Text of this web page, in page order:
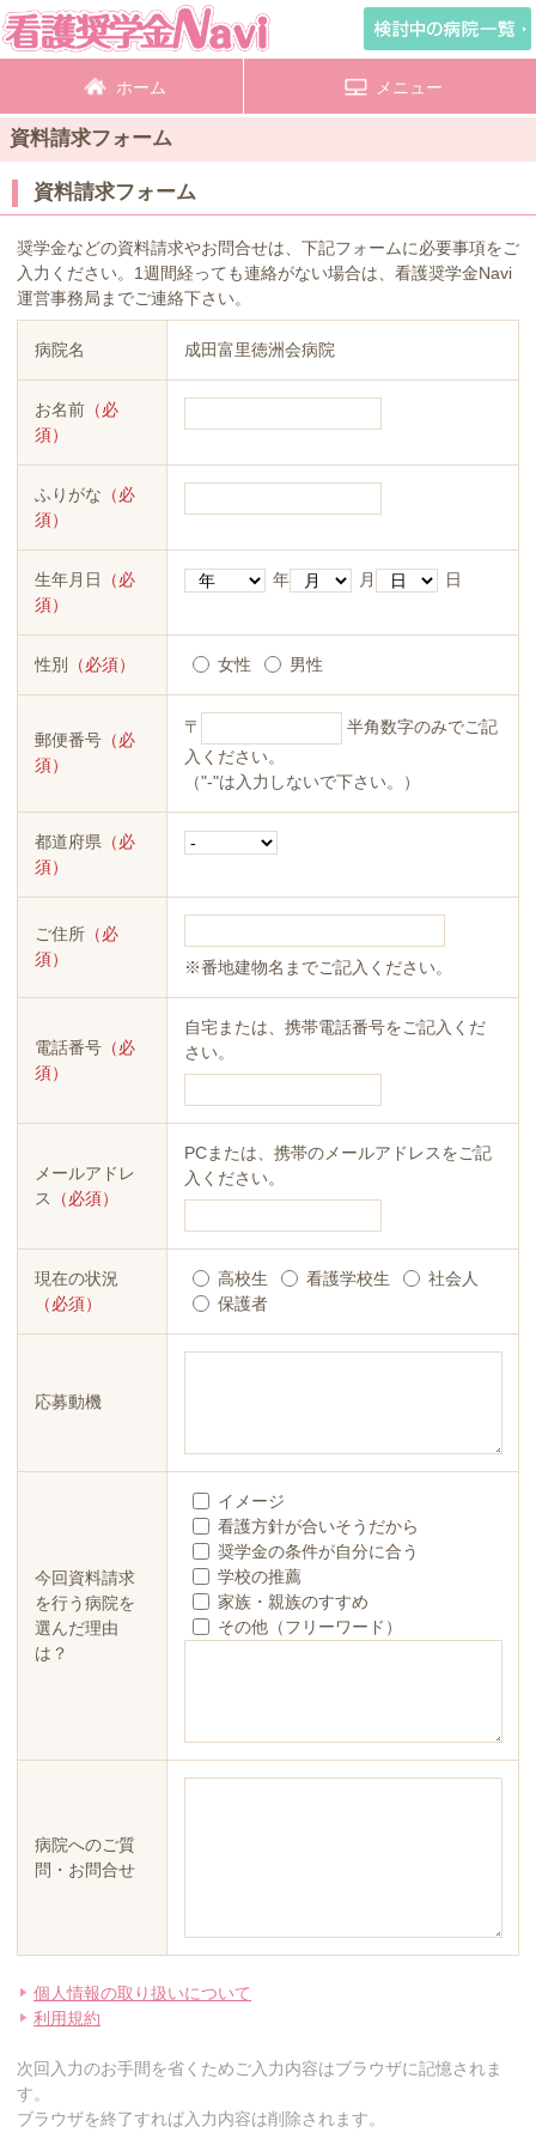
資料請求フォーム
ホーム メニュー
資料請求フォーム
奨学金などの資料請求やお問合せは、下記フォームに必要事項をご
入力ください。1週間経っても連絡がない場合は、看護奨学金Navi
運営事務局までご連絡下さい。
病院名 成田富里徳洲会病院
お名前 （必
須）
ふりがな （必
須）
生年月日
（必
須）
年 月 日
性別 （必須） 女性 男性
郵便番号 （必
須）
〒
半角数字のみでご記
入ください。
（"-"は入力しないで下さい。）
都道府県 （必
須）
ご住所 （必
須）
※番地建物名までご記入ください。
電話番号 （必
須）
自宅または、携帯電話番号をご記入くだ
さい。
メールアドレ
ス
（必須）
PCまたは、携帯のメールアドレスをご記
入ください。
現在の状況
（必須）
高校生 看護学校生
社会人
保護者
応募動機
今回資料請求
を行う病院を
選んだ理由
は？
イメージ
看護方針が合いそうだから
奨学金の条件が自分に合う
学校の推薦
家族・親族のすすめ
その他（フリーワード）
病院へのご質
問・お問合せ
個人情報の取り扱いについて
利用規約
次回入力のお手間を省くためご入力内容はブラウザに記憶されま
す。
ブラウザを終了すれば入力内容は削除されます。